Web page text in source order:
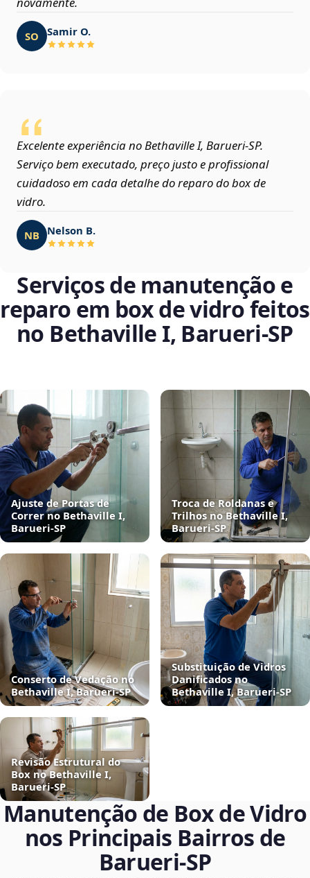
SO Samir O.
Excelente experiência no Bethaville I, Barueri‑SP.
Serviço bem executado, preço justo e profissional
cuidadoso em cada detalhe do reparo do box de
vidro.
NB Nelson B.
Serviços de manutenção e
reparo em box de vidro feitos
no Bethaville I, Barueri‑SP
Ajuste de Portas de
Correr no Bethaville I,
Barueri‑SP
Troca de Roldanas e
Trilhos no Bethaville I,
Barueri‑SP
Conserto de Vedação no
Bethaville I, Barueri‑SP
Substituição de Vidros
Danificados no
Bethaville I, Barueri‑SP
Revisão Estrutural do
Box no Bethaville I,
Barueri‑SP
Manutenção de Box de Vidro
nos Principais Bairros de
Barueri‑SP